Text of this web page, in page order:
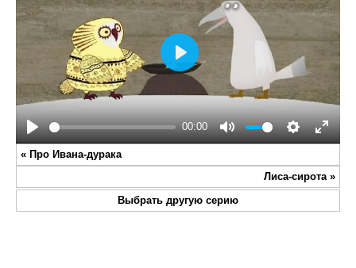
Play
00:00
Mute Settings
Enter
Play
« Про Ивана-дурака
Лиса-сирота»
Выбрать другую серию